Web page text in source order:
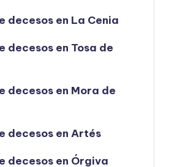
decesos en La Cenia
decesos en Tosa de
decesos en Mora de
decesos en Artés
decesos en Órgiva